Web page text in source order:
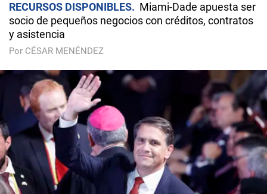
RECURSOS DISPONIBLES
Miami-Dade apuesta ser
socio de pequeños negocios con créditos, contratos
y asistencia
Por CÉSAR MENÉNDEZ